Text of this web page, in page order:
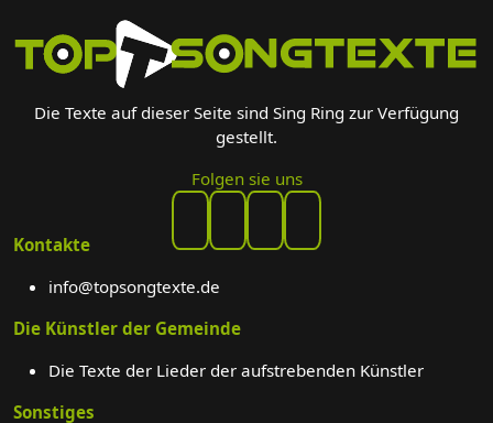
Die Texte auf dieser Seite sind Sing Ring zur Verfügung
gestellt.
Folgen sie uns
Kontakte
info@topsongtexte.de
Die Künstler der Gemeinde
Die Texte der Lieder der aufstrebenden Künstler
Sonstiges